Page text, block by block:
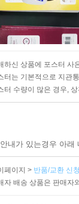
하신 상품에 포스터 사
터는 기본적으로 지관
터 수량이 많은 경우,
내가 있는경우 아
페이지 > 반품/교환 신
자 배송 상품은 판매자